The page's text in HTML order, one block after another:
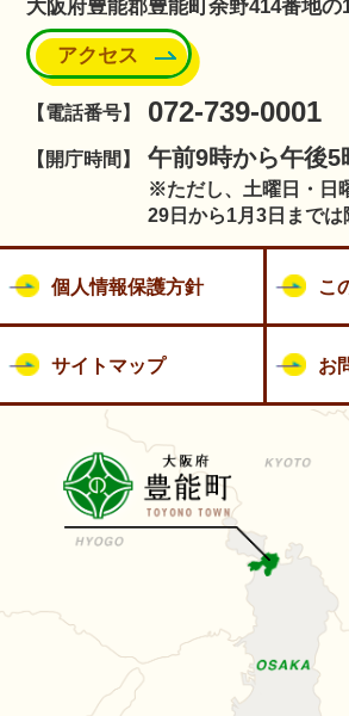
大阪府豊能郡豊能町余野414番地の
アクセス
【電話番号】 072-739-0001
【開庁時間】 午前9時から午後5
※ただし、土曜日・日
29日から1月3日までは
個人情報保護方針 こ
サイトマップ お